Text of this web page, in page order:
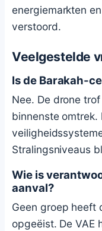
energiemarkten
verstoord.
Veelgestelde
Is de Barakah-
Nee. De drone
binnenste
Stralingsniveaus
Wie is
aanval?
Geen groep heeft
opgeëist. De VAE